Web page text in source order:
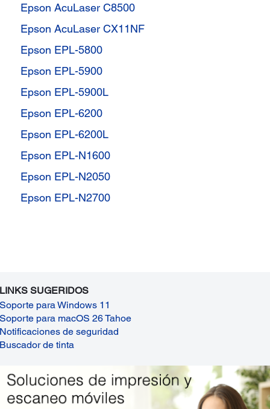
Epson AcuLaser C8500
Epson AcuLaser CX11NF
Epson EPL-5800
Epson EPL-5900
Epson EPL-5900L
Epson EPL-6200
Epson EPL-6200L
Epson EPL-N1600
Epson EPL-N2050
Epson EPL-N2700
LINKS SUGERIDOS
Soporte para Windows 11
Soporte para macOS 26 Tahoe
Notificaciones de seguridad
Buscador de tinta